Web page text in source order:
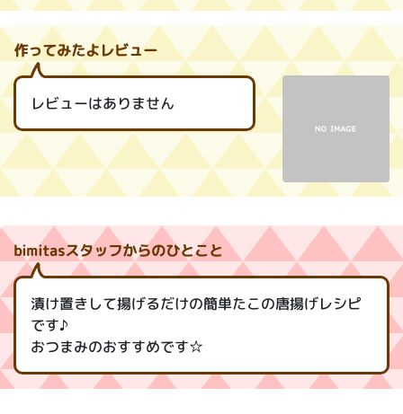
作ってみたよレビュー
レビューはありません
bimitasスタッフからのひとこと
漬け置きして揚げるだけの簡単たこの唐揚げレシピ
です♪
おつまみのおすすめです☆